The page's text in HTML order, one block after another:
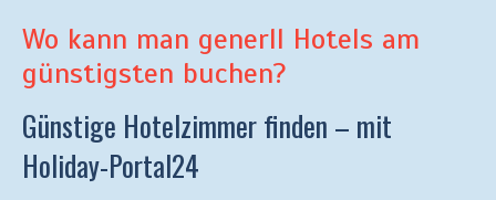
Wo kann man generll Hotels am
günstigsten buchen?
Günstige Hotelzimmer finden – mit
Holiday-Portal24